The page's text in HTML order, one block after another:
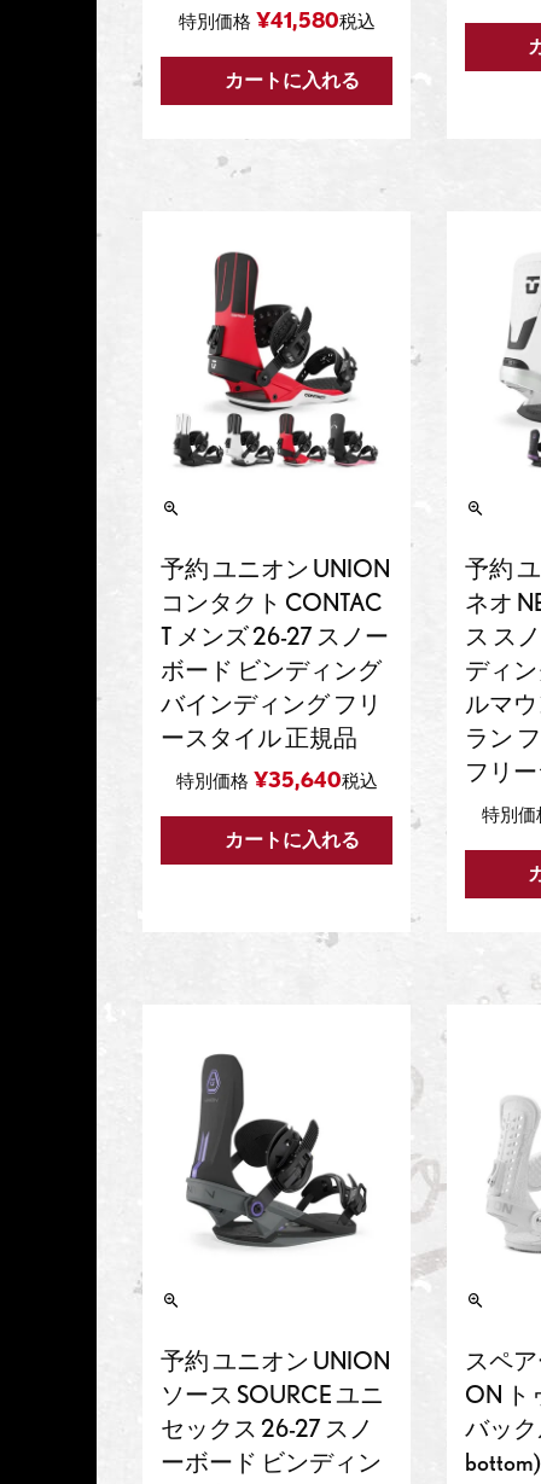
特別価格 ¥41,580税込
カートに入れる
予約 ユニオン UNION
コンタクト CONTAC
T メンズ 26-27 スノー
ボード ビンディング
バインディング フリ
ースタイル 正規品
特別価格 ¥35,640税込
カートに入れる
予約
ネオ
ス ス
ディ
ルマ
ラン
フリ
特別価
予約 ユニオン UNION
ソース SOURCE ユニ
セックス 26-27 スノ
ーボード ビンディン
スペ
ON ト
バック